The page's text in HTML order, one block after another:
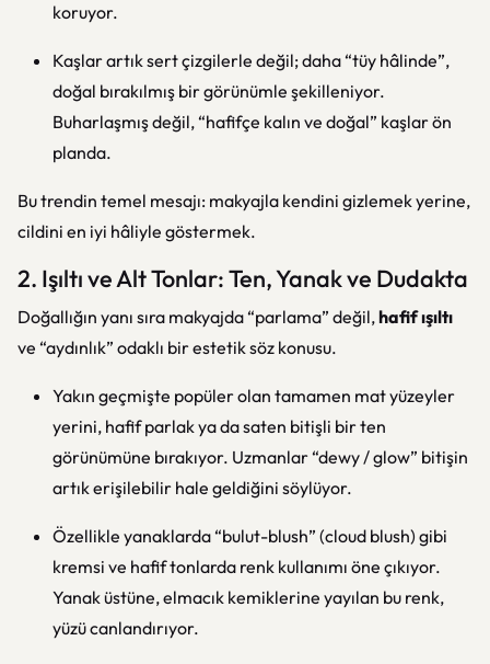
koruyor.
Kaşlar artık sert çizgilerle değil; daha “tüy hâlinde”,
doğal bırakılmış bir görünümle şekilleniyor.
Buharlaşmış değil, “hafifçe kalın ve doğal” kaşlar ön
planda.
Bu trendin temel mesajı: makyajla kendini gizlemek yerine,
cildini en iyi hâliyle göstermek.
2. Işıltı ve Alt Tonlar: Ten, Yanak ve Dudakta
Doğallığın yanı sıra makyajda “parlama” değil,hafif ışıltı
ve “aydınlık” odaklı bir estetik söz konusu.
Yakın geçmişte popüler olan tamamen mat yüzeyler
yerini, hafif parlak ya da saten bitişli bir ten
görünümüne bırakıyor. Uzmanlar “dewy / glow” bitişin
artık erişilebilir hale geldiğini söylüyor.
Özellikle yanaklarda “bulut-blush” (cloud blush) gibi
kremsi ve hafif tonlarda renk kullanımı öne çıkıyor.
Yanak üstüne, elmacık kemiklerine yayılan bu renk,
yüzü canlandırıyor.